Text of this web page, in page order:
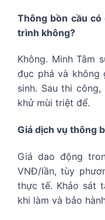
Thông bồn cầu
trình không?
Không. Minh Tâm
đục phá và không
sinh. Sau thi
khử mùi triệt để.
Giá dịch vụ thông
Giá dao động
VNĐ/lần, tùy
thực tế. Khảo sát
khi làm và bảo